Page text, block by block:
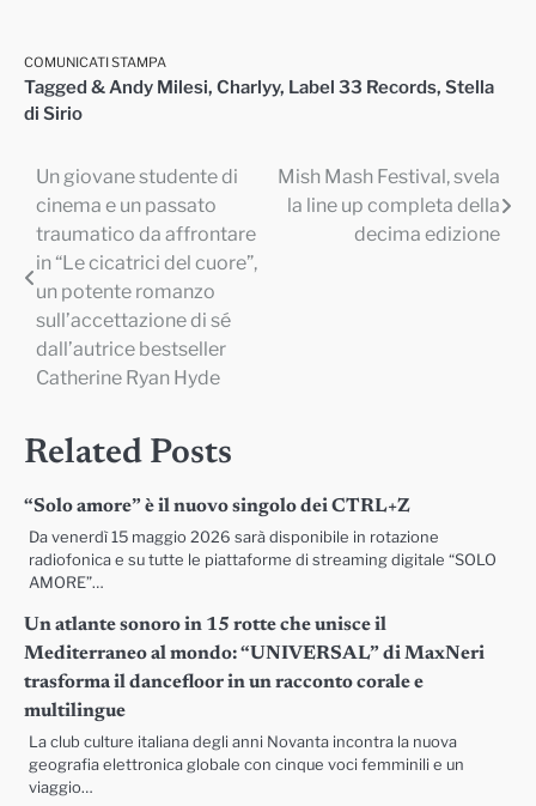
COMUNICATI STAMPA
Tagged & Andy Milesi, Charlyy, Label 33 Records, Stella
di Sirio
Navigazione
articoli
Un giovane studente di
cinema e un passato
traumatico da affrontare
in “Le cicatrici del cuore”,
un potente romanzo
sull’accettazione di sé
dall’autrice bestseller
Catherine Ryan Hyde
Mish Mash Festival, svela
la line up completa della
decima edizione
Related Posts
“Solo amore” è il nuovo singolo dei CTRL+Z
Da venerdì 15 maggio 2026 sarà disponibile in rotazione
radiofonica e su tutte le piattaforme di streaming digitale “SOLO
AMORE”…
Un atlante sonoro in 15 rotte che unisce il
Mediterraneo al mondo: “UNIVERSAL” di MaxNeri
trasforma il dancefloor in un racconto corale e
multilingue
La club culture italiana degli anni Novanta incontra la nuova
geografia elettronica globale con cinque voci femminili e un
viaggio…